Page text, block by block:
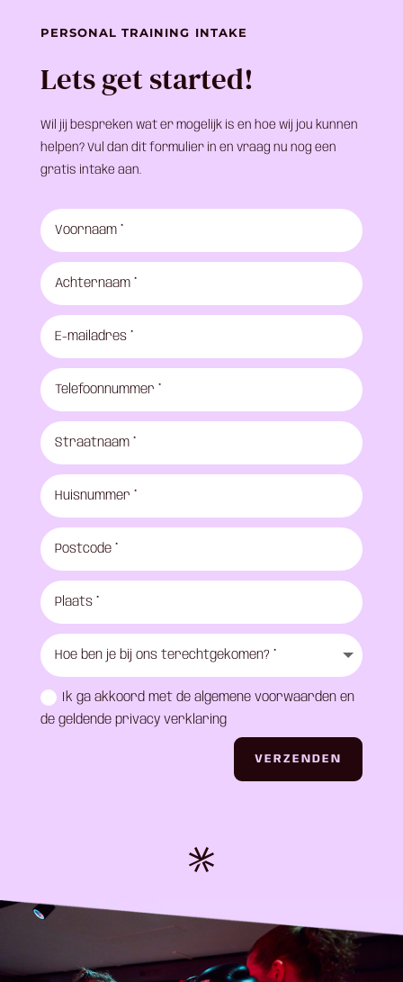
PERSONAL TRAINING INTAKE
Lets get started!
Wil jij bespreken wat er mogelijk is en hoe wij jou kunnen
helpen? Vul dan dit formulier in en vraag nu nog een
gratis intake aan.
Ik ga akkoord met de algemene voorwaarden en
de geldende privacy verklaring
VERZENDEN